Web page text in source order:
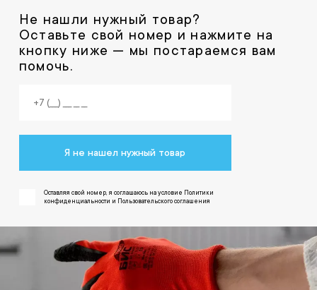
Не нашли нужный товар?
Оставьте свой номер и нажмите на
кнопку ниже — мы постараемся вам
помочь.
Я не нашел нужный товар
Оставляя свой номер, я соглашаюсь на условие Политики
конфиденциальности и Пользовательского соглашения